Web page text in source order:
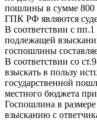
пошлины в сумме 800
ГПК РФ являются
В соответствии с
подлежащей
госпошлины
В соответствии со
взыскать в пользу
государственной
местного бюджета
Госпошлина в
взысканию с